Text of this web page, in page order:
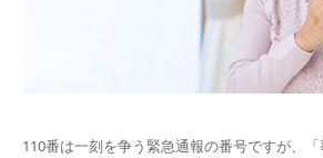
110番は一刻を争う緊急通報の番号ですが、